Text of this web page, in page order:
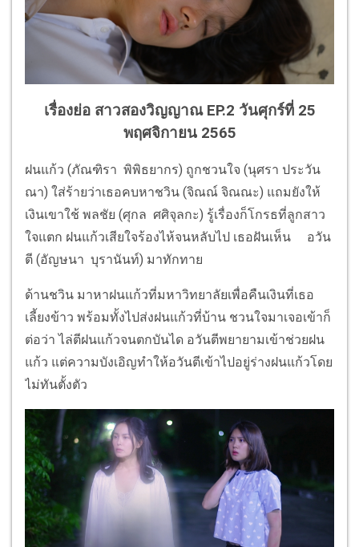
เรื่องย่อ สาวสองวิญญาณ EP.2 วันศุกร์ที่ 25
พฤศจิกายน 2565
ฝนแก้ว (ภัณฑิรา พิพิธยากร) ถูกชวนใจ (นุศรา ประวัน
ณา) ใส่ร้ายว่าเธอคบหาชวิน (จิณณ์ จิณณะ) แถมยังให้
เงินเขาใช้ พลชัย (ศุกล ศศิจุลกะ) รู้เรื่องก็โกรธที่ลูกสาว
ใจแตก ฝนแก้วเสียใจร้องไห้จนหลับไป เธอฝันเห็น อวัน
ตี (อัญษนา บุรานันท์) มาทักทาย
ด้านชวิน มาหาฝนแก้วที่มหาวิทยาลัยเพื่อคืนเงินที่เธอ
เลี้ยงข้าว พร้อมทั้งไปส่งฝนแก้วที่บ้าน ชวนใจมาเจอเข้าก็
ต่อว่า ไล่ตีฝนแก้วจนตกบันได อวันตีพยายามเข้าช่วยฝน
แก้ว แต่ความบังเอิญทำให้อวันตีเข้าไปอยู่ร่างฝนแก้วโดย
ไม่ทันตั้งตัว